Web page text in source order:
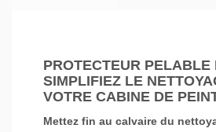
PROTECTEUR PELABLE
SIMPLIFIEZ LE
VOTRE CABINE DE
Mettez fin au calvaire du